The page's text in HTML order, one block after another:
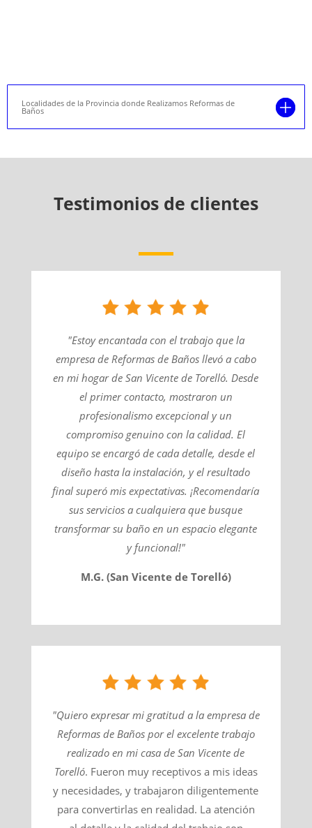
Localidades de la Provincia donde Realizamos Reformas de
Baños
Testimonios de clientes
"Estoy encantada con el trabajo que la
empresa de Reformas de Baños llevó a cabo
en mi hogar de San Vicente de Torelló. Desde
el primer contacto, mostraron un
profesionalismo excepcional y un
compromiso genuino con la calidad. El
equipo se encargó de cada detalle, desde el
diseño hasta la instalación, y el resultado
final superó mis expectativas. ¡Recomendaría
sus servicios a cualquiera que busque
transformar su baño en un espacio elegante
y funcional!"
M.G. (San Vicente de Torelló)
"Quiero expresar mi gratitud a la empresa de
Reformas de Baños por el excelente trabajo
realizado en mi casa deSan Vicente de
Torelló​. Fueron muy receptivos a mis ideas
y necesidades, y trabajaron diligentemente
para convertirlas en realidad. La atención